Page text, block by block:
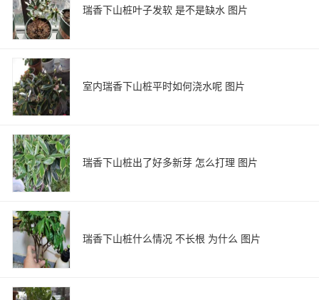
瑞香下山桩叶子发软 是不是缺水 图片
室内瑞香下山桩平时如何浇水呢 图片
瑞香下山桩出了好多新芽 怎么打理 图片
瑞香下山桩什么情况 不长根 为什么 图片